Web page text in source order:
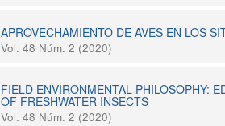
APROVECHAMIENTO DE AVES EN LOS
Vol. 48 Núm. 2 (2020)
FIELD ENVIRONMENTAL PHILOSOPHY:
OF FRESHWATER INSECTS
Vol. 48 Núm. 2 (2020)